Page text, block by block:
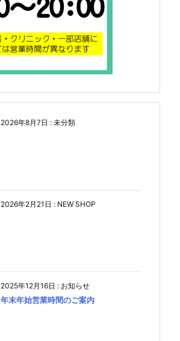
2026年8月7日 : 未分類
2026年2月21日 : NEW SHOP
2025年12月16日 : お知らせ
年末年始営業時間のご案内